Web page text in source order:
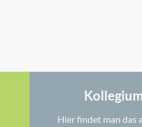
Hier findet man das